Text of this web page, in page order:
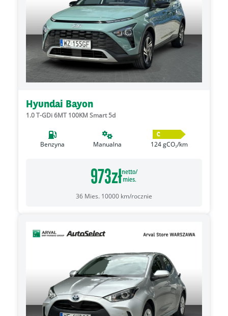
Hyundai Bayon
1.0 T-GDi 6MT 100KM Smart 5d
Benzyna Manualna
C
124gCO₂/km
973złnetto/
mies.
36 Mies. 10000 km/rocznie